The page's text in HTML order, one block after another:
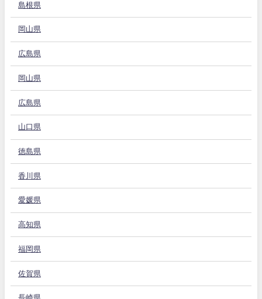
島根県
岡山県
広島県
岡山県
広島県
山口県
徳島県
香川県
愛媛県
高知県
福岡県
佐賀県